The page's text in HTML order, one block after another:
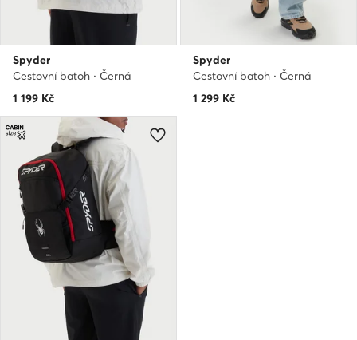
Spyder
Cestovní batoh · Černá
1 199 Kč
Spyder
Cestovní batoh · Černá
1 299 Kč